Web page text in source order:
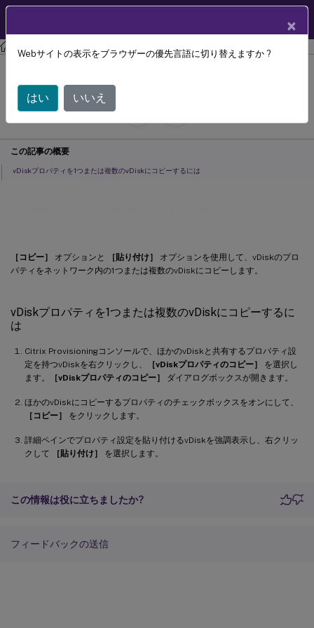
Citrix Provisioning Citrix Provisioning 2305
［コピー］ オプションと ［貼り付け］
オプションを使用して、vDiskのプロ
パティをネットワーク内の1つまたは複数のvDiskにコピーします。
vDiskプロパティを1つまたは複数のvDiskにコピーするに
は
Citrix Provisioningコンソールで、ほかのvDiskと共有するプロパティ設
定を持つvDiskを右クリックし、
［vDiskプロパティのコピー］
を選択し
ます。
［vDiskプロパティのコピー］ ダイアログボックスが開きます。
ほかのvDiskにコピーするプロパティのチェックボックスをオンにして、
［コピー］
をクリックします。
詳細ペインでプロパティ設定を貼り付けるvDiskを強調表示し、右クリッ
クして
［貼り付け］ を選択します。
この情報は役に立ちましたか?
フィードバックの送信
vDiskプロパティのコピーと貼り付け
July 29, 2024
C
この記事の概要
vDiskプロパティを1つまたは複数のvDiskにコピーするには
×
Webサイトの表示をブラウザーの優先言語に切り替えますか ?
はい いいえ